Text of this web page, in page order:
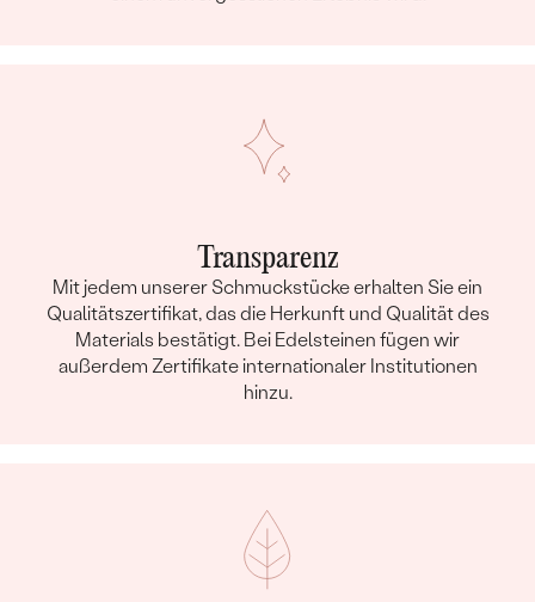
Transparenz
Mit jedem unserer Schmuckstücke erhalten Sie ein
Qualitätszertifikat, das die Herkunft und Qualität des
Materials bestätigt. Bei Edelsteinen fügen wir
außerdem Zertifikate internationaler Institutionen
hinzu.